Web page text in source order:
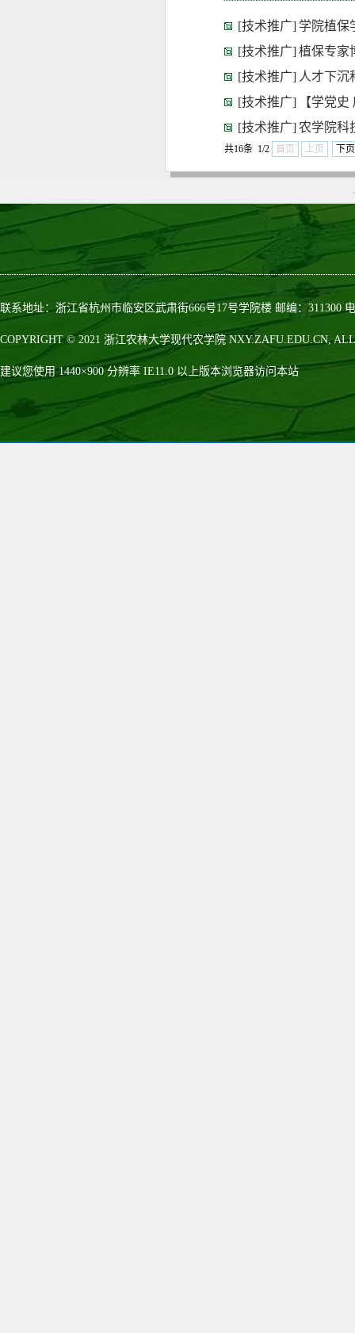
[技术推广] 学院植保
[技术推广]植保专家
[技术推广] 人才下沉
[技术推广]
【学党
[技术推广]农学院科
共16条 1/2 首页 上页 下页
联系地址：浙江省杭州市临安区武肃街666号17号学院楼 邮编：311300
COPYRIGHT © 2021 浙江农林大学现代农学院 NXY.ZAFU.EDU.CN,
建议您使用 1440×900 分辨率 IE11.0 以上版本浏览器访问本站